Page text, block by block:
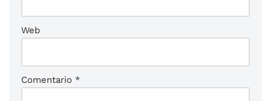
Web
Comentario *